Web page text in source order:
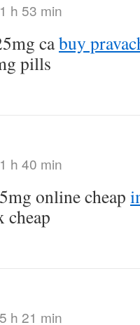
h 53 min
cabuy
pills
h 40 min
online cheap
cheap
h 21 min